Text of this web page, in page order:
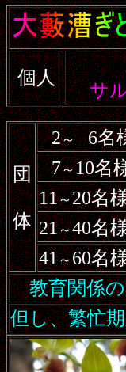
個人
サ
団
体
2～ 6名
7～10名
11～20名
21～40名
41～60名
教育関係の
但し、繁忙